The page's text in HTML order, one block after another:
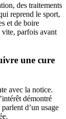
des traitements
reprend le sport,
et de boire
vite, parfois avant
une cure
avec la notice.
démontré
d’un usage